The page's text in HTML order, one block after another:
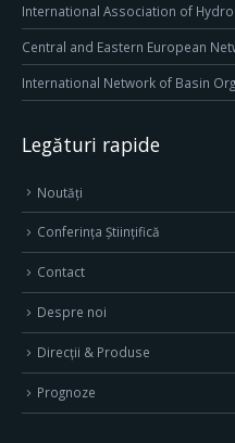
International Association of
Central and Eastern European
International Network of Basin
Legături rapide
Noutăți
Conferința Științifică
Contact
Despre noi
Direcţii & Produse
Prognoze